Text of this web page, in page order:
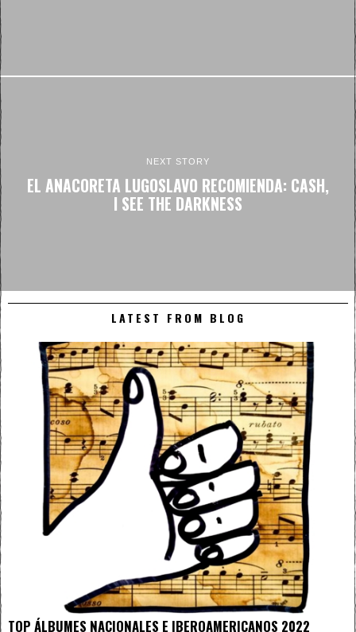
NEXT STORY
EL ANACORETA LUGOSLAVO RECOMIENDA: CASH,
I SEE THE DARKNESS
LATEST FROM BLOG
TOP ÁLBUMES NACIONALES E IBEROAMERICANOS 2022